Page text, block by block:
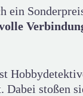
ein
stoßen